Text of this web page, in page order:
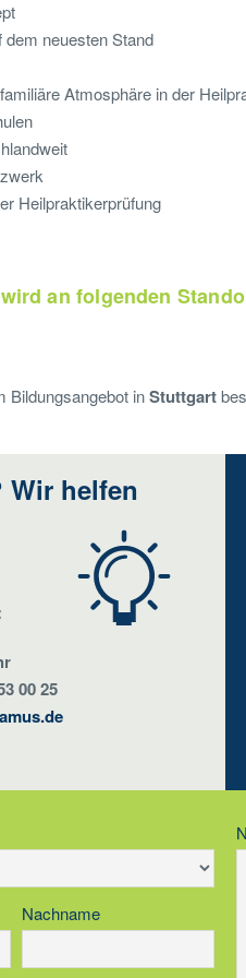
neuesten Stand
Atmosphäre in der
Heilpraktikerprüfung
an folgenden
Bildungsangebot inStuttgart
Wir helfen
00 25
Nachname